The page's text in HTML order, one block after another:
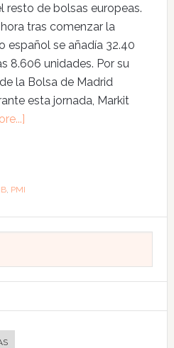
resto de bolsas europeas.
tras comenzar la
español se añadía 32.40
8.606 unidades. Por su
la Bolsa de Madrid
esta jornada, Markit
, PMI